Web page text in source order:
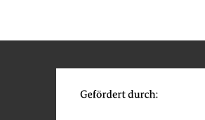
Download
PRO202505051894834 (2)